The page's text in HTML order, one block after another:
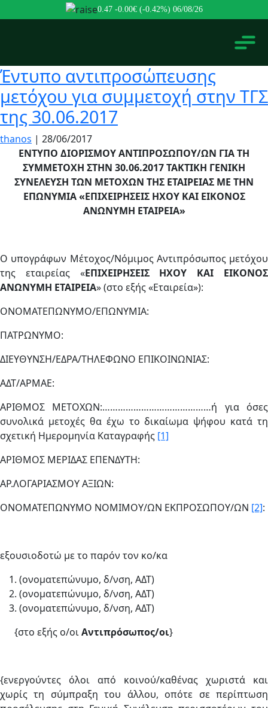
0.47 -0.00€ (-0.42%) 06/08/26
Έντυπο αντιπροσώπευσης
μετόχου για συμμετοχή στην ΤΓΣ
της 30.06.2017
thanos | 28/06/2017
ΕΝΤΥΠΟ ΔΙΟΡΙΣΜΟΥ ΑΝΤΙΠΡΟΣΩΠΟΥ/ΩΝ ΓΙΑ ΤΗ
ΣΥΜΜΕΤΟΧΗ ΣΤΗΝ 30.06.2017 ΤΑΚΤΙΚΗ ΓΕΝΙΚΗ
ΣΥΝΕΛΕΥΣΗ ΤΩΝ ΜΕΤΟΧΩΝ ΤΗΣ ΕΤΑΙΡΕΙΑΣ ΜΕ ΤΗΝ
ΕΠΩΝΥΜΙΑ «ΕΠΙΧΕΙΡΗΣΕΙΣ ΗΧΟΥ ΚΑΙ ΕΙΚΟΝΟΣ
ΑΝΩΝΥΜΗ ΕΤΑΙΡΕΙΑ»
Ο υπογράφων Μέτοχος/Νόμιμος Αντιπρόσωπος μετόχου
της εταιρείας «ΕΠΙΧΕΙΡΗΣΕΙΣ ΗΧΟΥ ΚΑΙ ΕΙΚΟΝΟΣ
ΑΝΩΝΥΜΗ ΕΤΑΙΡΕΙΑ» (στο εξής «Εταιρεία»):
ΟΝΟΜΑΤΕΠΩΝΥΜΟ/ΕΠΩΝΥΜΙΑ:
ΠΑΤΡΩΝΥΜΟ:
ΔΙΕΥΘΥΝΣΗ/ΕΔΡΑ/ΤΗΛΕΦΩΝΟ ΕΠΙΚΟΙΝΩΝΙΑΣ:
ΑΔΤ/ΑΡΜΑΕ:
ΑΡΙΘΜΟΣ ΜΕΤΟΧΩΝ:……………………………………ή για όσες
συνολικά μετοχές θα έχω το δικαίωμα ψήφου κατά τη
σχετική Ημερομηνία Καταγραφής [1]
ΑΡΙΘΜΟΣ ΜΕΡΙΔΑΣ ΕΠΕΝΔΥΤΗ:
ΑΡ.ΛΟΓΑΡΙΑΣΜΟΥ ΑΞΙΩΝ:
ΟΝΟΜΑΤΕΠΩΝΥΜΟ ΝΟΜΙΜΟΥ/ΩΝ ΕΚΠΡΟΣΩΠΟΥ/ΩΝ [2]:
εξουσιοδοτώ με το παρόν τον κο/κα
(ονοματεπώνυμο, δ/νση, ΑΔΤ)
(ονοματεπώνυμο, δ/νση, ΑΔΤ)
(ονοματεπώνυμο, δ/νση, ΑΔΤ)
{στο εξής ο/οιΑντιπρόσωπος/οι}
{ενεργούντες όλοι από κοινού/καθένας χωριστά και
χωρίς τη σύμπραξη του άλλου, οπότε σε περίπτωση